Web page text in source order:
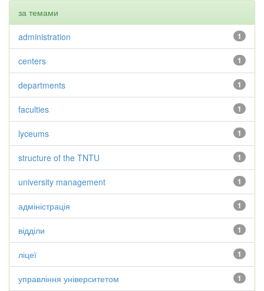
за темами
1
administration
1
centers
1
departments
1
faculties
1
lyceums
1
structure of the TNTU
1
university management
1
адміністрація
1
відділи
1
ліцеї
1
управління університетом